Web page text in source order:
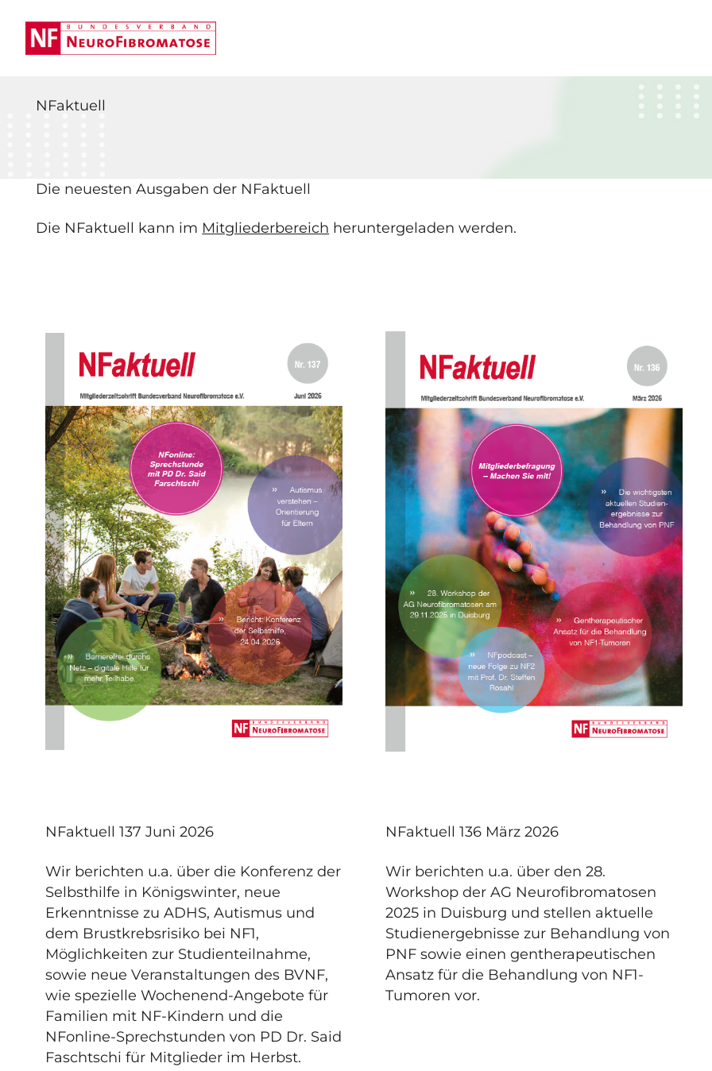
NFaktuell
Die neuesten Ausgaben der NFaktuell
Die NFaktuell kann im Mitgliederbereich heruntergeladen werden.
NFaktuell 137 Juni 2026
Wir berichten u.a. über die Konferenz der
Selbsthilfe in Königswinter, neue
Erkenntnisse zu ADHS, Autismus und
dem Brustkrebsrisiko bei NF1,
Möglichkeiten zur Studienteilnahme,
sowie neue Veranstaltungen des BVNF,
wie spezielle Wochenend-Angebote für
Familien mit NF-Kindern und die
NFonline-Sprechstunden von PD Dr. Said
Faschtschi für Mitglieder im Herbst.
NFaktuell 136 März 2026
Wir berichten u.a. über den 28.
Workshop der AG Neurofibromatosen
2025 in Duisburg und stellen aktuelle
Studienergebnisse zur Behandlung von
PNF sowie einen gentherapeutischen
Ansatz für die Behandlung von NF1-
Tumoren vor.